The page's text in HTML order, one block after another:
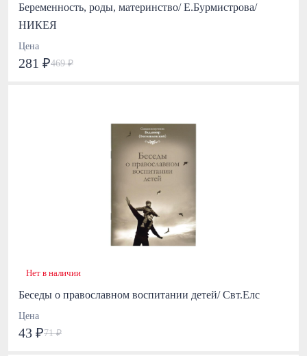
Беременность, роды, материнство/ Е.Бурмистрова/
НИКЕЯ
Цена
281 ₽469 ₽
Нет в наличии
Беседы о православном воспитании детей/ Свт.Елс
Цена
43 ₽71 ₽